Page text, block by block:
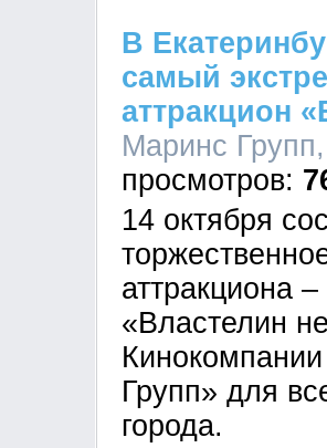
В
самый
аттракцион
Маринс
14 октября
аттракциона
«Властелин
Групп» для
города.